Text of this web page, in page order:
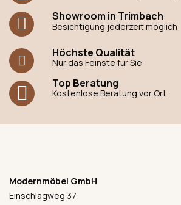
Showroom in Trimbach
Besichtigung jederzeit möglich
Höchste Qualität
Nur das Feinste für Sie
Top Beratung
Kostenlose Beratung vor Ort
Modernmöbel GmbH
Einschlagweg 37